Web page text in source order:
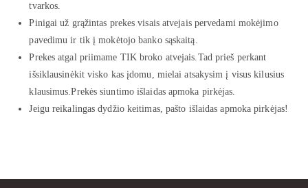
tvarkos.
Pinigai už grąžintas prekes visais atvejais pervedami mokėjimo
pavedimu ir tik į mokėtojo banko sąskaitą.
Prekes atgal priimame TIK broko atvejais.Tad prieš perkant
išsiklausinėkit visko kas įdomu, mielai atsakysim į visus kilusius
klausimus.Prekės siuntimo išlaidas apmoka pirkėjas.
Jeigu reikalingas dydžio keitimas, pašto išlaidas apmoka pirkėjas!